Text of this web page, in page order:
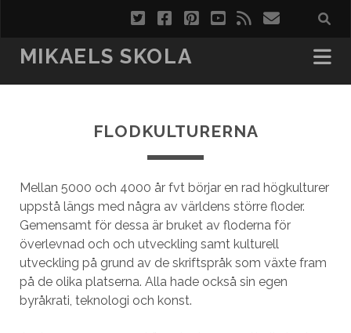
w
t
e
r
b
o
o
k
p
e
r
e
s
t
y
u
e
r
MIKAELS SKOLA
FLODKULTURERNA
Mellan 5000 och 4000 år fvt börjar en rad högkulturer
uppstå längs med några av världens större floder.
Gemensamt för dessa är bruket av floderna för
överlevnad och och utveckling samt kulturell
utveckling på grund av de skriftspråk som växte fram
på de olika platserna. Alla hade också sin egen
byråkrati, teknologi och konst.